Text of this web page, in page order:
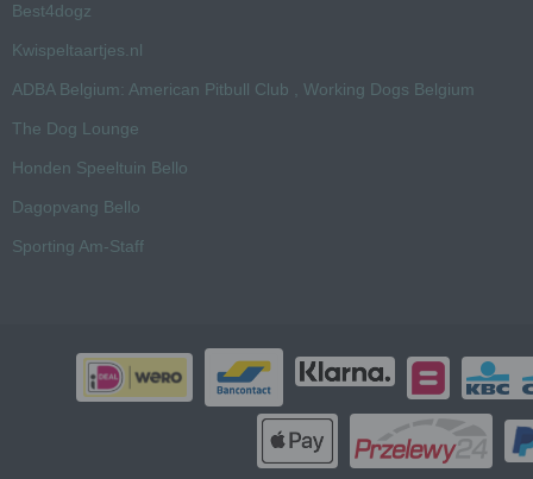
Best4dogz
Kwispeltaartjes.nl
ADBA Belgium: American Pitbull Club , Working Dogs Belgium
The Dog Lounge
Honden Speeltuin Bello
Dagopvang Bello
Sporting Am-Staff